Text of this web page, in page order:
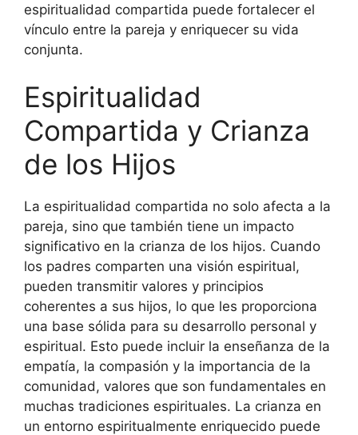
espiritualidad compartida puede fortalecer el
vínculo entre la pareja y enriquecer su vida
conjunta.
Espiritualidad
Compartida y Crianza
de los Hijos
La espiritualidad compartida no solo afecta a la
pareja, sino que también tiene un impacto
significativo en la crianza de los hijos. Cuando
los padres comparten una visión espiritual,
pueden transmitir valores y principios
coherentes a sus hijos, lo que les proporciona
una base sólida para su desarrollo personal y
espiritual. Esto puede incluir la enseñanza de la
empatía, la compasión y la importancia de la
comunidad, valores que son fundamentales en
muchas tradiciones espirituales. La crianza en
un entorno espiritualmente enriquecido puede